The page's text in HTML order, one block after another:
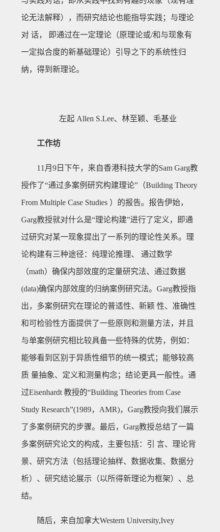
论无法解释），而研究结论也能指导实践；与理论
对 话， 即通过在一定理论（原理论或/和与现象有
一定拟合度的新基础理论）引导之下的系统性归
纳，得到新理论。
左起 Allen S.Lee、林至颖、毛基业
工作坊
11月9日下午，来自香港科技大学的Sam Garg教
授作了“通过多案例研究构建理论”（Building Theory
From Multiple Case Studies ）的报告。报告伊始，
Garg教授就对什么是“理论构建”进行了定义，即通
过研究对某一现象提出了一系列的理论性关系。理
论构建有三种途径：纯理论推理、 通过数学
（math）确保内部效度的定量研究法、通过数据
(data)确保内部效度的归纳案例研究法。Garg教授指
出，多案例研究在理论的普适性、新颖 性、准确性
和可检验性方面提供了一些原则和测量方法，并且
与单案例研究相比较具备一些特殊的优势，例如：
能够看到区别于异质性细节的统一模式；能够较高
质 量抽象、定义和测量构念；结论更具一般性。通
过Eisenhardt 教授的“Building Theories from Case
Study Research”(1989，AMR)，Garg教授向我们展示
了多案例研究的步骤。最后，Garg教授总结了一篇
多案例研究论文的构成，主要包括：引 言、理论背
景、研究方法（包括理论抽样、数据收集、数据分
析）、研究结论展示（以所得新理论为框架）、总
结。
随后，来自加拿大Western University,Ivey